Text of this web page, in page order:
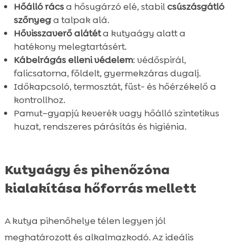
Hőálló rácsa hősugárzó elé, stabilcsúszásgátló
szőnyega talpak alá.
Hővisszaverő alátéta kutyaágy alatt a
hatékony melegtartásért.
Kábelrágás elleni védelem: védőspirál,
falicsatorna, földelt, gyermekzáras dugalj.
Időkapcsoló, termosztát, füst- és hőérzékelő a
kontrollhoz.
Pamut–gyapjú keverék vagy hőálló szintetikus
huzat, rendszeres párásítás és higiénia.
Kutyaágy és pihenőzóna
kialakítása hőforrás mellett
A kutya pihenőhelye télen legyen jól
meghatározott és alkalmazkodó. Az ideális